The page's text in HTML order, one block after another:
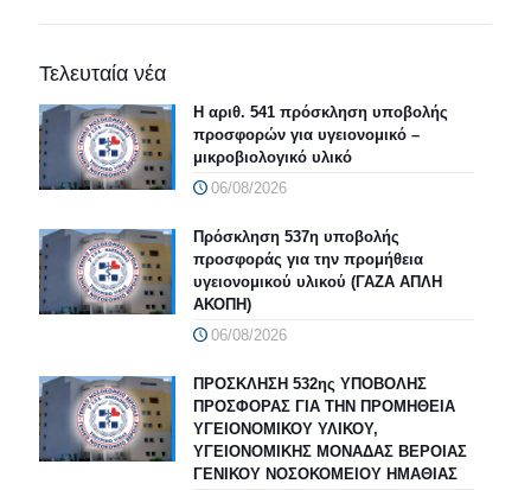
Τελευταία νέα
Η αριθ. 541 πρόσκληση υποβολής
προσφορών για υγειονομικό –
μικροβιολογικό υλικό
06/08/2026
Πρόσκληση 537η υποβολής
προσφοράς για την προμήθεια
υγειονομικού υλικού (ΓΑΖΑ ΑΠΛΗ
ΑΚΟΠΗ)
06/08/2026
ΠΡΟΣΚΛΗΣΗ 532ης ΥΠΟΒΟΛΗΣ
ΠΡΟΣΦΟΡΑΣ ΓΙΑ ΤΗΝ ΠΡΟΜΗΘΕΙΑ
ΥΓΕΙΟΝΟΜΙΚΟΥ ΥΛΙΚΟΥ,
ΥΓΕΙΟΝΟΜΙΚΗΣ ΜΟΝΑΔΑΣ ΒΕΡΟΙΑΣ
ΓΕΝΙΚΟΥ ΝΟΣΟΚΟΜΕΙΟΥ ΗΜΑΘΙΑΣ